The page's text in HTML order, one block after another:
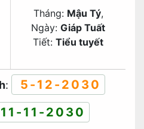
Tháng: Mậu Tý,
Ngày: Giáp Tuất
Tiết: Tiểu tuyết
: 5-12-2030
11-11-2030